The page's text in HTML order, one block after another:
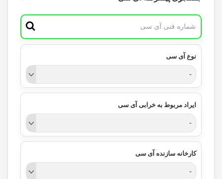
نوع آی سی
-
ایراد مربوط به خرابی آی سی
-
کارخانه سازنده آی سی
-